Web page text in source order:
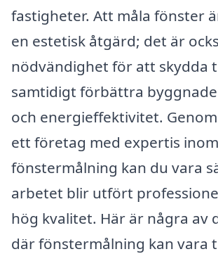
fastigheter. Att måla fönster
en estetisk åtgärd; det är
nödvändighet för att skydda
samtidigt förbättra
och energieffektivitet.
ett företag med expertis inom
fönstermålning kan du vara
arbetet blir utfört
hög kvalitet. Här är några av
där fönstermålning kan vara